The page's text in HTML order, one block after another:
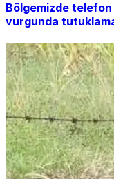
Bölgemizde telefon
vurgunda